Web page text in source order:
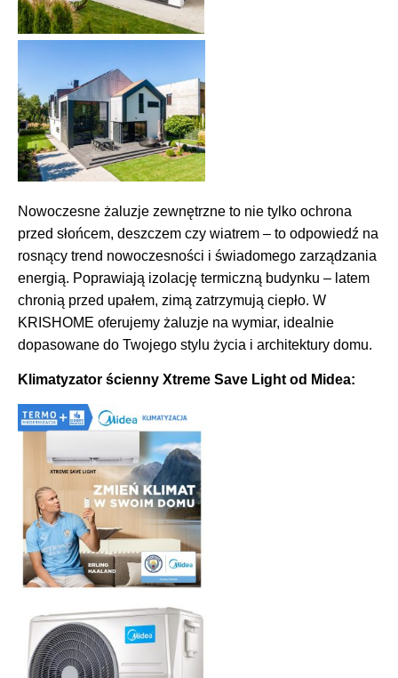
Nowoczesne żaluzje zewnętrzne to nie tylko ochrona
przed słońcem, deszczem czy wiatrem – to odpowiedź na
rosnący trend nowoczesności i świadomego zarządzania
energią. Poprawiają izolację termiczną budynku – latem
chronią przed upałem, zimą zatrzymują ciepło. W
KRISHOME oferujemy żaluzje na wymiar, idealnie
dopasowane do Twojego stylu życia i architektury domu.
Klimatyzator ścienny Xtreme Save Light od Midea: